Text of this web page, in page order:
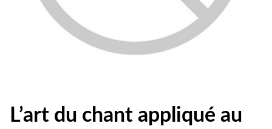
L’art du chant appliqué au